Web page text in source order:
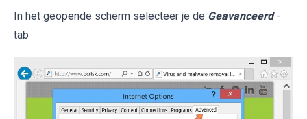
In het geopende scherm selecteer je de Geavanceerd -
tab